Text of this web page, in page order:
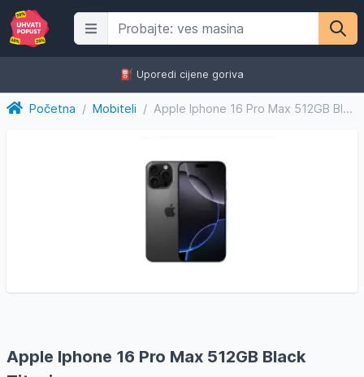
⛽️ Uporedi cijene goriva
Početna / Mobiteli / Apple Iphone 16 Pro Max 512GB Black Titanium
Apple Iphone 16 Pro Max 512GB Black